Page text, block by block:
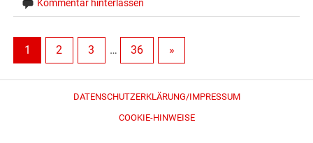
Kommentar hinterlassen
1 2 3 … 36 »
DATENSCHUTZERKLÄRUNG/IMPRESSUM
COOKIE-HINWEISE